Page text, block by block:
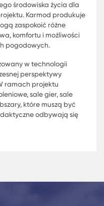
na pierwszym
prefabrykowanego
how. Zapewnienie
środowiska życia
projektu. Karmod
mogą zaspokoić różne
komfortu i
pogodowych.
obszary, które muszą